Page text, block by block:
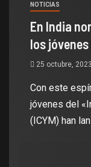
NOTICIAS
En India
los
25 octubre, 2023
Con este
jóvenes del
(ICYM) han